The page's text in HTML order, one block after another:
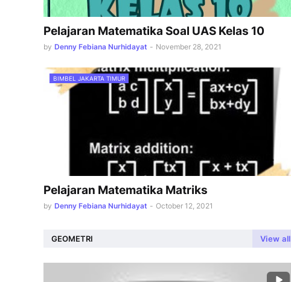
Pelajaran Matematika Soal UAS Kelas 10
by Denny Febiana Nurhidayat - November 28, 2021
BIMBEL JAKARTA TIMUR
Pelajaran Matematika Matriks
by Denny Febiana Nurhidayat - October 12, 2021
GEOMETRI View all